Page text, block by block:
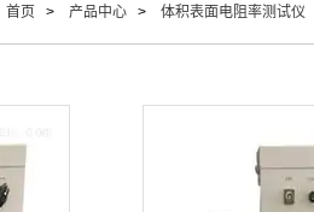
首页 > 产品中心 > 体积表面电阻率测试仪